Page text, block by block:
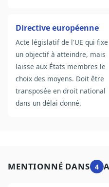
Directive européenne
Acte législatif de l'UE qui fixe
un objectif à atteindre, mais
laisse aux États membres le
choix des moyens. Doit être
transposée en droit national
dans un délai donné.
MENTIONNÉ DANS 4